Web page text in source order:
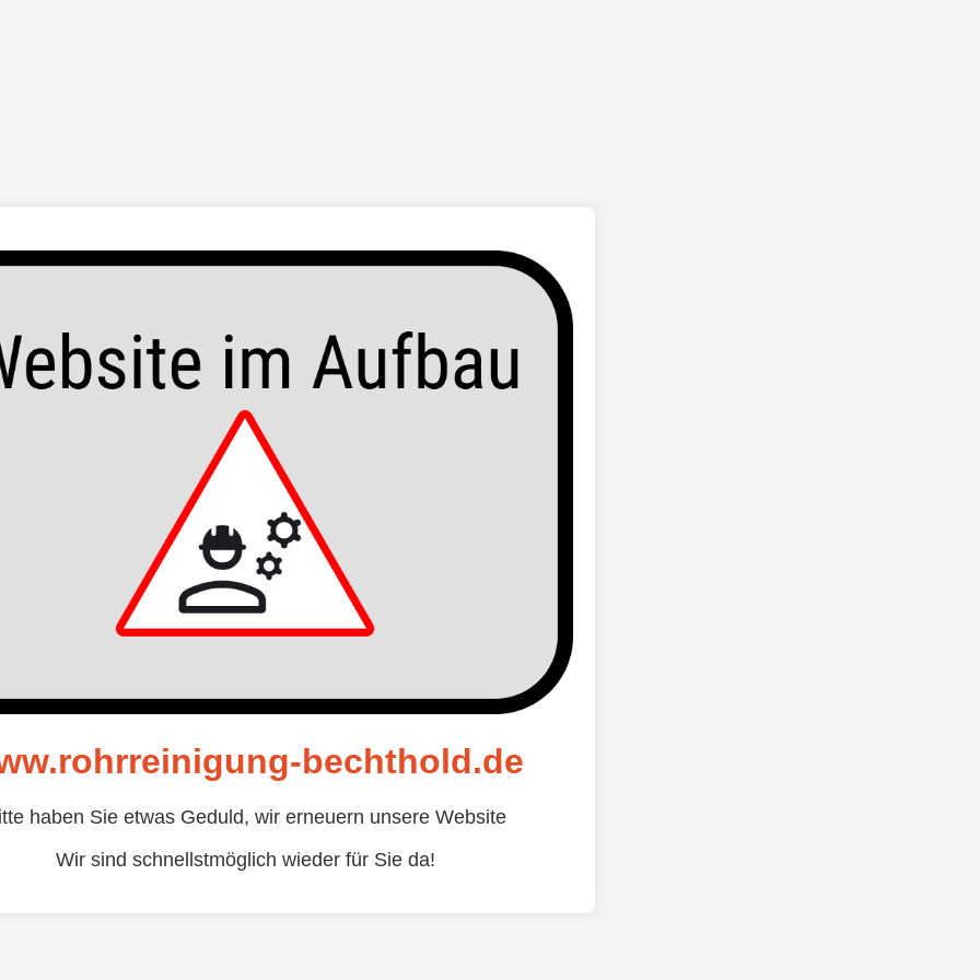
bechthold.de
haben Sie etwas Geduld, wir erneuern unsere Website
Wir sind schnellstmöglich wieder für Sie da!